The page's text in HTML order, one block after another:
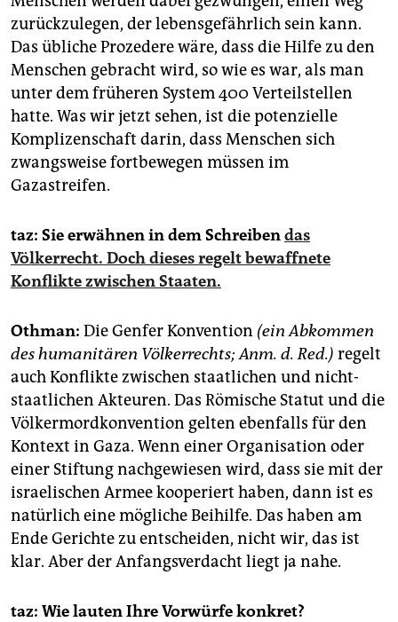
zurückzulegen, der lebensgefährlich sein kann.
Das übliche Prozedere wäre, dass die Hilfe zu den
Menschen gebracht wird, so wie es war, als man
unter dem früheren System 400 Verteilstellen
hatte. Was wir jetzt sehen, ist die potenzielle
Komplizenschaft darin, dass Menschen sich
zwangsweise fortbewegen müssen im
Gazastreifen.
taz: Sie erwähnen in dem Schreibendas
Völkerrecht. Doch dieses regelt bewaffnete
Konflikte zwischen Staaten.
Othman: Die Genfer Konvention (ein Abkommen
des humanitären Völkerrechts; Anm. d. Red.) regelt
auch Konflikte zwischen staatlichen und nicht-
staatlichen Akteuren. Das Römische Statut und die
Völkermordkonvention gelten ebenfalls für den
Kontext in Gaza. Wenn einer Organisation oder
einer Stiftung nachgewiesen wird, dass sie mit der
israelischen Armee kooperiert haben, dann ist es
natürlich eine mögliche Beihilfe. Das haben am
Ende Gerichte zu entscheiden, nicht wir, das ist
klar. Aber der Anfangsverdacht liegt ja nahe.
taz: Wie lauten Ihre Vorwürfe konkret?